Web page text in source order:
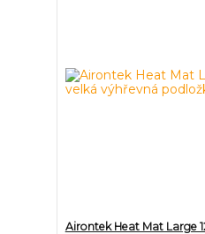
Airontek Heat Mat Large